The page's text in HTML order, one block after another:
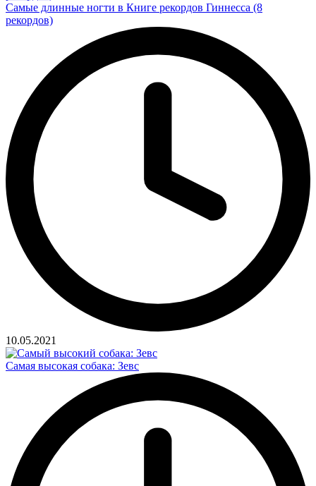
Самые длинные ногти в Книге рекордов Гиннесса (8
рекордов)
10.05.2021
Самая высокая собака: Зевс